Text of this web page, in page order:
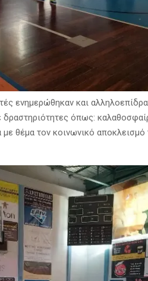
ενημερώθηκαν και
όπως:
με θέμα τον κοινωνικό